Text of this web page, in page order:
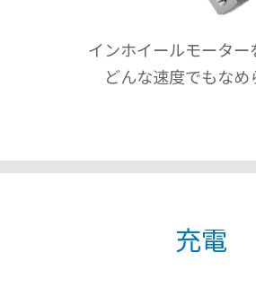
インホイールモーター
どんな速度でもなめ
充電